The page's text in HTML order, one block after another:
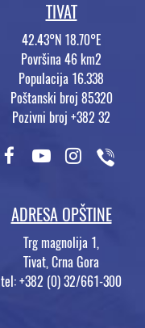
TIVAT
42.43°N 18.70°E
Površina 46 km2
Populacija 16.338
Poštanski broj 85320
Pozivni broj +382 32
ADRESA OPŠTINE
Trg magnolija 1,
Tivat, Crna Gora
tel: +382 (0) 32/661-300